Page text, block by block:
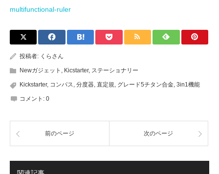
multifunctional-ruler
投稿者: くらさん
Newガジェット , Kicstarter, ステーショナリー
Kickstarter, コンパス, 分度器, 直定規, グレード5チタン合金, 3in1機能
コメント: 0
前のページ 次のページ